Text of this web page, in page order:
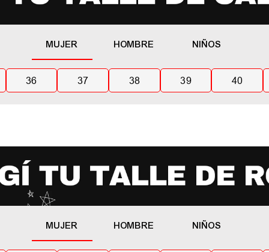
MUJER HOMBRE NIÑOS
36 37 38 39 40
MUJER HOMBRE NIÑOS